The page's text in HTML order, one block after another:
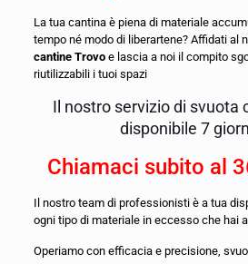
La tua cantina è piena di materiale
tempo né modo di liberartene? Affidati al
cantine Trovo e lascia a noi il compito
riutilizzabili i tuoi spazi
Il nostro servizio di svuota
disponibile 7
Chiamaci subito al
Il nostro team di professionisti è a tua
ogni tipo di materiale in eccesso che hai
Operiamo con efficacia e precisione,